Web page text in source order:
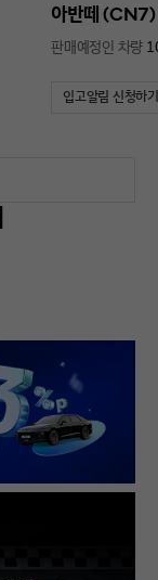
아반떼 (CN7)
판매예정인 차량
입고알림 신청하기